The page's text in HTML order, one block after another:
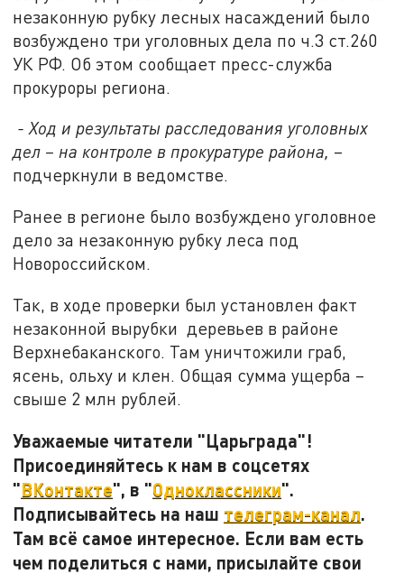
незаконную рубку лесных насаждений было
возбуждено три уголовных дела по ч.3 ст.260
УК РФ. Об этом сообщает пресс-служба
прокуроры региона.
- Ход и результаты расследования уголовных
дел – на контроле в прокуратуре района, –
подчеркнули в ведомстве.
Ранее в регионе было возбуждено уголовное
дело за незаконную рубку леса под
Новороссийском.
Так, в ходе проверки был установлен факт
незаконной вырубки деревьев в районе
Верхнебаканского. Там уничтожили граб,
ясень, ольху и клен. Общая сумма ущерба –
свыше 2 млн рублей.
Уважаемые читатели "Царьграда"!
Присоединяйтесь к нам в соцсетях
"ВКонтакте", в "Одноклассники".
Подписывайтесь на наш телеграм-канал.
Там всё самое интересное. Если вам есть
чем поделиться с нами, присылайте свои